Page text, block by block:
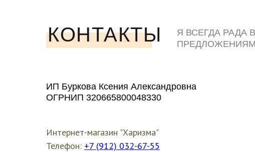
Я ВСЕГДА РАДА
КОНТАКТЫ
ИП Буркова Ксения Александровна
ОГРНИП 320665800048330
Интернет-магазин "Харизма"
Телефон: +7 (912) 032-67-55